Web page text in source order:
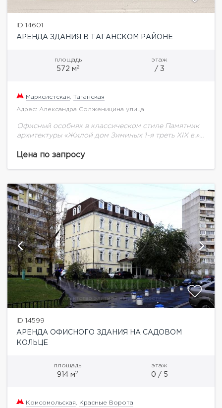
ID 14601
АРЕНДА ЗДАНИЯ В ТАГАНСКОМ РАЙОНЕ
площадь
572 м2
этаж
/ 3
Марксистская Таганская
Адрес: Александра Солженицина улица
Офисный особняк в классическом стиле Памятник
архитектуры «Жилой дом Зиминых 1-я треть XIX в.»
Цена по запросу
ID 14599
АРЕНДА ОФИСНОГО ЗДАНИЯ НА САДОВОМ
КОЛЬЦЕ
площадь
914 м2
этаж
0 / 5
Комсомольская Красные Ворота